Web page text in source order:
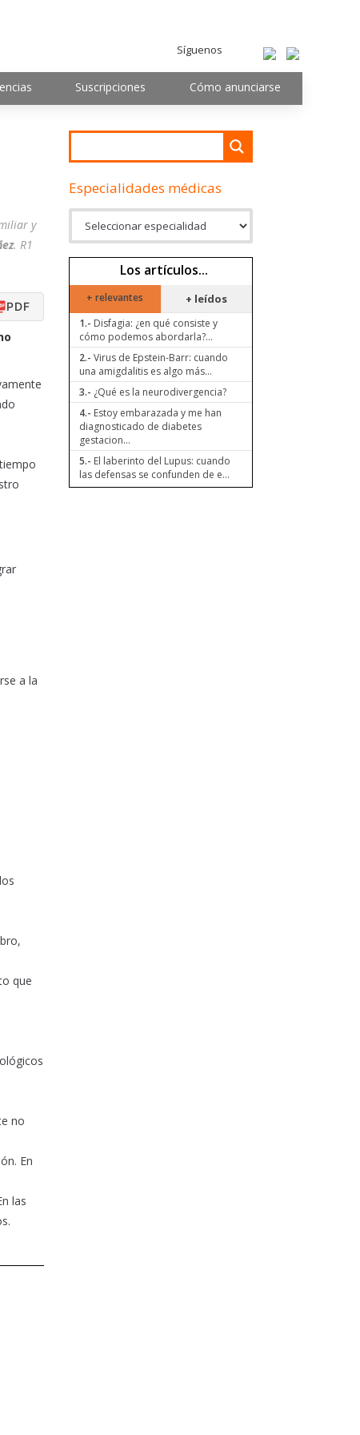
Síguenos
Suscripciones Cómo anunciarse
y
. R1
PDF
a la
que
no
En
las
Especialidades médicas
Los artículos...
+ relevantes + leídos
1.- Disfagia: ¿en qué consiste y
cómo podemos abordarla?...
2.- Virus de Epstein-Barr: cuando
una amigdalitis es algo más...
3.- ¿Qué es la neurodivergencia?
4.- Estoy embarazada y me han
diagnosticado de diabetes
gestacion...
5.- El laberinto del Lupus: cuando
las defensas se confunden de e...